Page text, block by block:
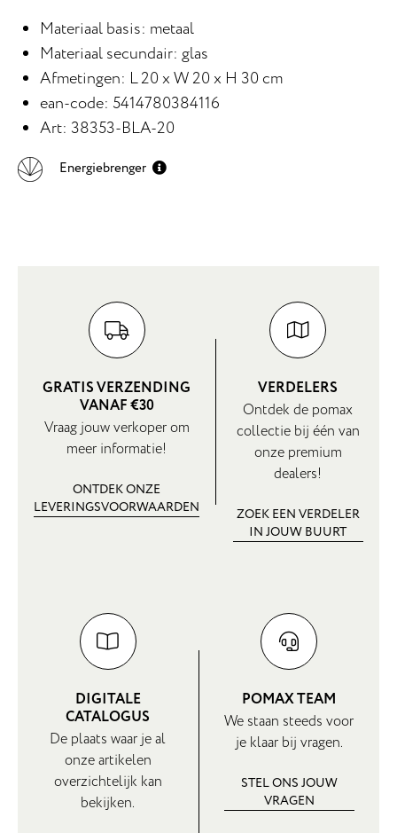
Materiaal basis: metaal
Materiaal secundair: glas
Afmetingen: L 20 x W 20 x H 30 cm
ean-code: 5414780384116
Art: 38353-BLA-20
Energiebrenger
GRATIS VERZENDING
VANAF €30
Vraag jouw verkoper om
meer informatie!
ONTDEK ONZE
LEVERINGSVOORWAARDEN
VERDELERS
Ontdek de pomax
collectie bij één van
onze premium
dealers!
ZOEK EEN VERDELER
IN JOUW BUURT
DIGITALE
CATALOGUS
De plaats waar je al
onze artikelen
overzichtelijk kan
bekijken.
POMAX TEAM
We staan steeds voor
je klaar bij vragen.
STEL ONS JOUW
VRAGEN